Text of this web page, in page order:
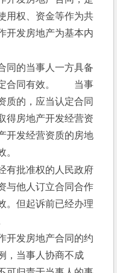
用权、资金等作为共
开发房地产为基本内
同的当事人一方具备
合同有效。　　当事
质的，应当认定合同
得房地产开发经营资
开发经营资质的房地
。
有批准权的人民政府
与他人订立合同合作
。但起诉前已经办理
开发房地产合同的约
，当事人协商不成